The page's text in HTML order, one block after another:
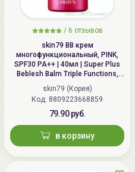
/ 6 отзывов
skin79 ВВ крем
многофункциональный, PINK,
SPF30 PA++ | 40мл | Super Plus
Beblesh Balm Triple Functions,
PINK BB Cream, SPF30 PA++
skin79 (Корея)
Код: 8809223668859
79.90 руб.
в корзину